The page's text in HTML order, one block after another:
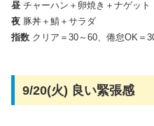
昼 チャーハン＋卵焼き＋ナゲット
夜 豚丼＋鯖＋サラダ
指数 クリア＝30～60、倦怠OK＝
9/20(火) 良い緊張感